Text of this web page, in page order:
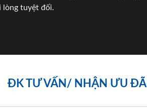
lòng tuyệt đối.
ĐK TƯ VẤN/ NHẬN ƯU ĐÃI